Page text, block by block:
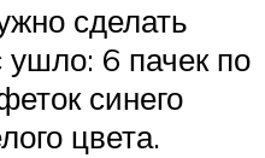
сделать
ушло: 6 пачек по
синего
цвета.